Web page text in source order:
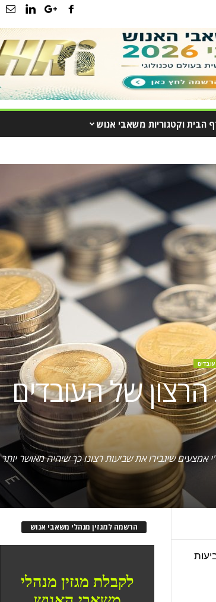
הבית וקטגוריות משאבי אנוש
של העובדים
שיגבירו את שביעות רצונו כך שיהיה מאושר יותר
הרשמה למגזין מנהלי משאבי אנוש